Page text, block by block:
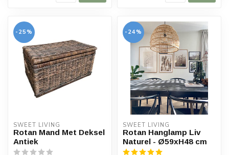
-25%
SWEET LIVING
Rotan Mand Met Deksel
Antiek
-24%
SWEET LIVING
Rotan Hanglamp Liv
Naturel - Ø59xH48 cm